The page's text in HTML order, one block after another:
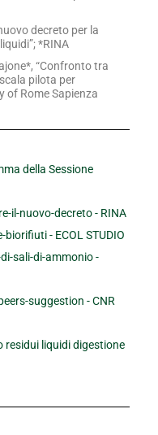
decreto per la
*RINA
“Confronto tra
pilota per
of Rome Sapienza
della Sessione
il-nuovo-decreto - RINA
- ECOL STUDIO
sali-di-ammonio -
suggestion - CNR
residui liquidi digestione